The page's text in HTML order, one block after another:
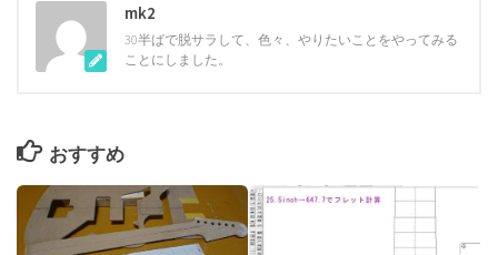
mk2
30半ばで脱サラして、色々、やりたいことをやってみる
ことにしました。
おすすめ